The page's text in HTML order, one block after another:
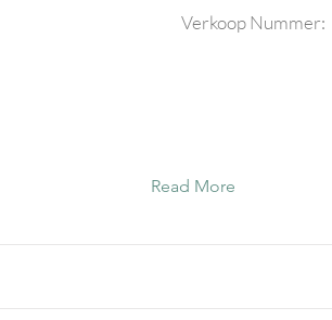
Verkoop Nummer:
Read More